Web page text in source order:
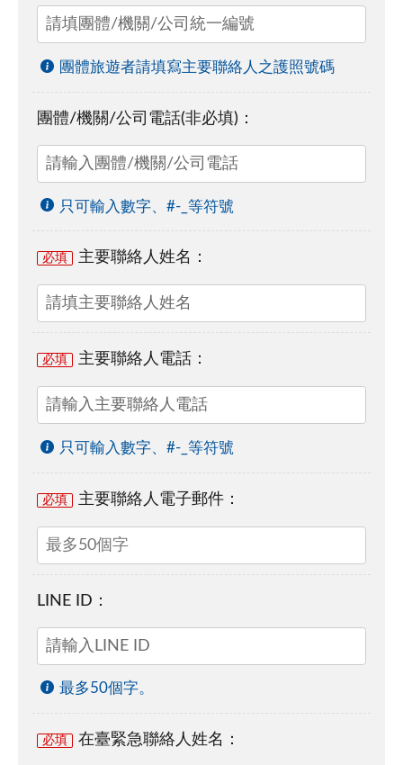
團體旅遊者請填寫主要聯絡人之護照號碼
團體/機關/公司電話(非必填)：
只可輸入數字、#-_等符號
必填 主要聯絡人姓名：
必填 主要聯絡人電話：
只可輸入數字、#-_等符號
必填 主要聯絡人電子郵件：
LINE ID：
最多50個字。
必填 在臺緊急聯絡人姓名：